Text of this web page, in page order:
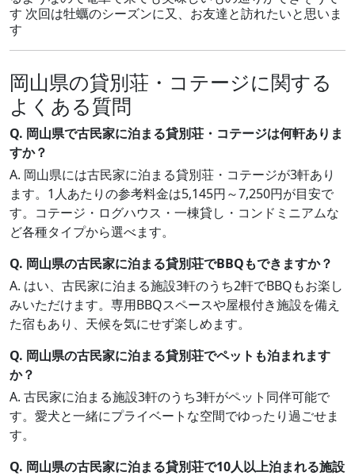
す 次回は牡蠣のシーズンに又、お友達と訪れたいと思いま
す
岡山県の貸別荘・コテージに関する
よくある質問
Q. 岡山県で古民家に泊まる貸別荘・コテージは何軒ありま
すか？
A. 岡山県には古民家に泊まる貸別荘・コテージが3軒あり
ます。1人あたりの参考料金は5,145円～7,250円が目安で
す。コテージ・ログハウス・一棟貸し・コンドミニアムな
ど各種タイプから選べます。
Q. 岡山県の古民家に泊まる貸別荘でBBQもできますか？
A. はい、古民家に泊まる施設3軒のうち2軒でBBQもお楽し
みいただけます。専用BBQスペースや屋根付き施設を備え
た宿もあり、天候を気にせず楽しめます。
Q. 岡山県の古民家に泊まる貸別荘でペットも泊まれます
か？
A. 古民家に泊まる施設3軒のうち3軒がペット同伴可能で
す。愛犬と一緒にプライベートな空間でゆったり過ごせま
す。
Q. 岡山県の古民家に泊まる貸別荘で10人以上泊まれる施設